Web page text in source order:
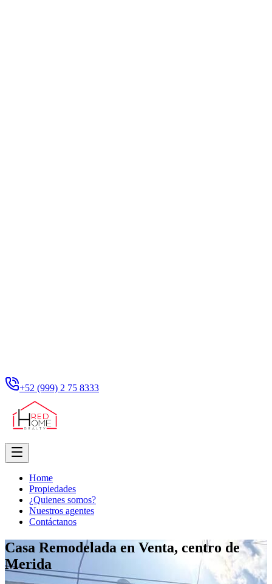
+52 (999) 2 75 8333
Home
Propiedades
¿Quienes somos?
Nuestros agentes
Contáctanos
Casa Remodelada en Venta, centro de
Merida